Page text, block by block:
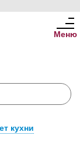
кухни
Меню